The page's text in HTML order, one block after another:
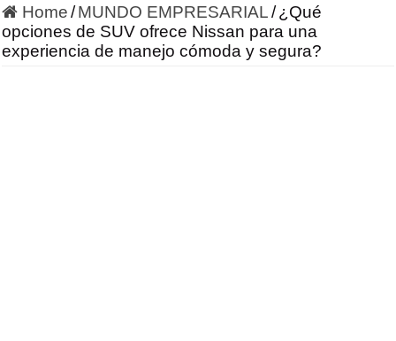
HONOR incursiona en la robótica con un enfoque en IA
Home /MUNDO EMPRESARIAL /¿Qué
opciones de SUV ofrece Nissan para una
experiencia de manejo cómoda y segura?